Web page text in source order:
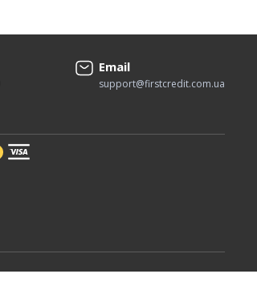
Email
support@firstcredit.com.ua